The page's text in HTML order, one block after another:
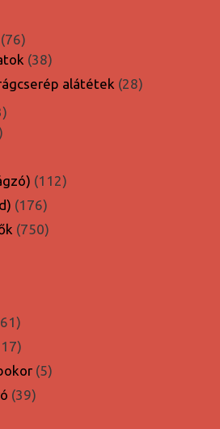
7676
termék
3838
termék
alátétek 2828
1253
termék
112112
176176
termék
750750
161
termék
117
termék
55
3939